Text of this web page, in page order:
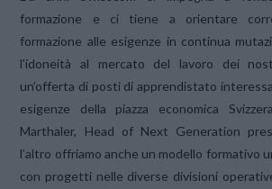
formazione e ci tiene a orientare
formazione alle esigenze in continua
l’idoneità al mercato del lavoro dei
un’offerta di posti di apprendistato
esigenze della piazza economica
Marthaler, Head of Next Generation
l’altro offriamo anche un modello formativo
con progetti nelle diverse divisioni